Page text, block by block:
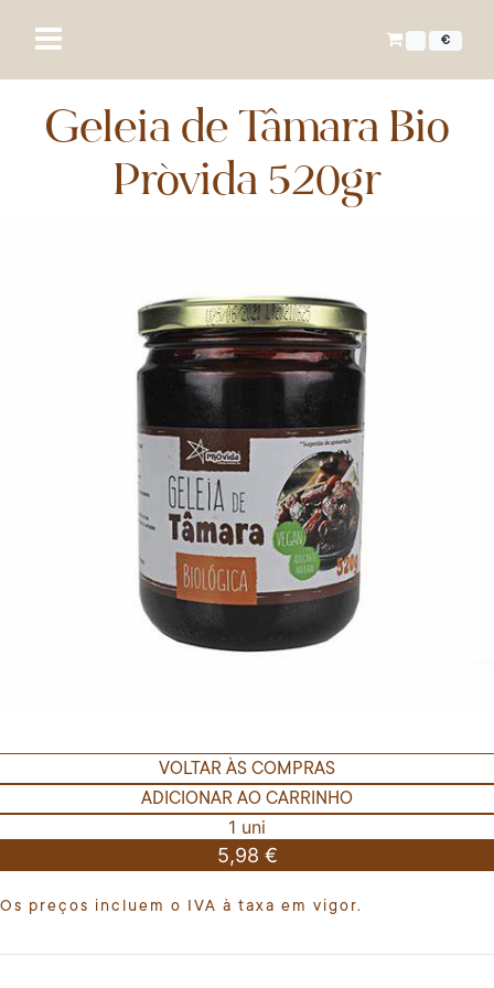
€
Geleia de Tâmara Bio
Próvida 520gr
VOLTAR ÀS COMPRAS
ADICIONAR AO CARRINHO
1 uni
5,98 €
Os preços incluem o IVA à taxa em vigor.